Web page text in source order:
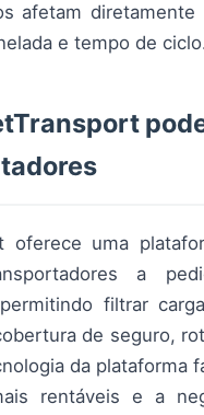
afetam
e tempo de
oferece uma
a
filtrar
de seguro,
da plataforma
rentáveis e a